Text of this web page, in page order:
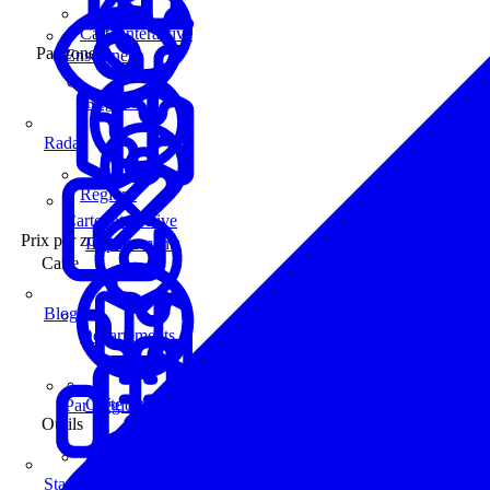
Enseignes
Carte interactive
Prix par zone
Par Région
Régions
Départements
Carte
Carte interactive
Outils
Carte interactive
Par zone
Régions
Départements
Radar
Blog
Statistiques